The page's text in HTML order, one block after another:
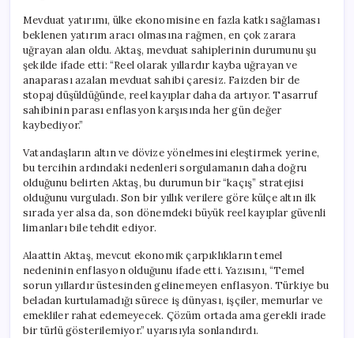
Mevduat yatırımı, ülke ekonomisine en fazla katkı sağlaması
beklenen yatırım aracı olmasına rağmen, en çok zarara
uğrayan alan oldu. Aktaş, mevduat sahiplerinin durumunu şu
şekilde ifade etti: “Reel olarak yıllardır kayba uğrayan ve
anaparası azalan mevduat sahibi çaresiz. Faizden bir de
stopaj düşüldüğünde, reel kayıplar daha da artıyor. Tasarruf
sahibinin parası enflasyon karşısında her gün değer
kaybediyor.”
Vatandaşların altın ve dövize yönelmesini eleştirmek yerine,
bu tercihin ardındaki nedenleri sorgulamanın daha doğru
olduğunu belirten Aktaş, bu durumun bir “kaçış” stratejisi
olduğunu vurguladı. Son bir yıllık verilere göre külçe altın ilk
sırada yer alsa da, son dönemdeki büyük reel kayıplar güvenli
limanları bile tehdit ediyor.
Alaattin Aktaş, mevcut ekonomik çarpıklıkların temel
nedeninin enflasyon olduğunu ifade etti. Yazısını, “Temel
sorun yıllardır üstesinden gelinemeyen enflasyon. Türkiye bu
beladan kurtulamadığı sürece iş dünyası, işçiler, memurlar ve
emekliler rahat edemeyecek. Çözüm ortada ama gerekli irade
bir türlü gösterilemiyor.” uyarısıyla sonlandırdı.